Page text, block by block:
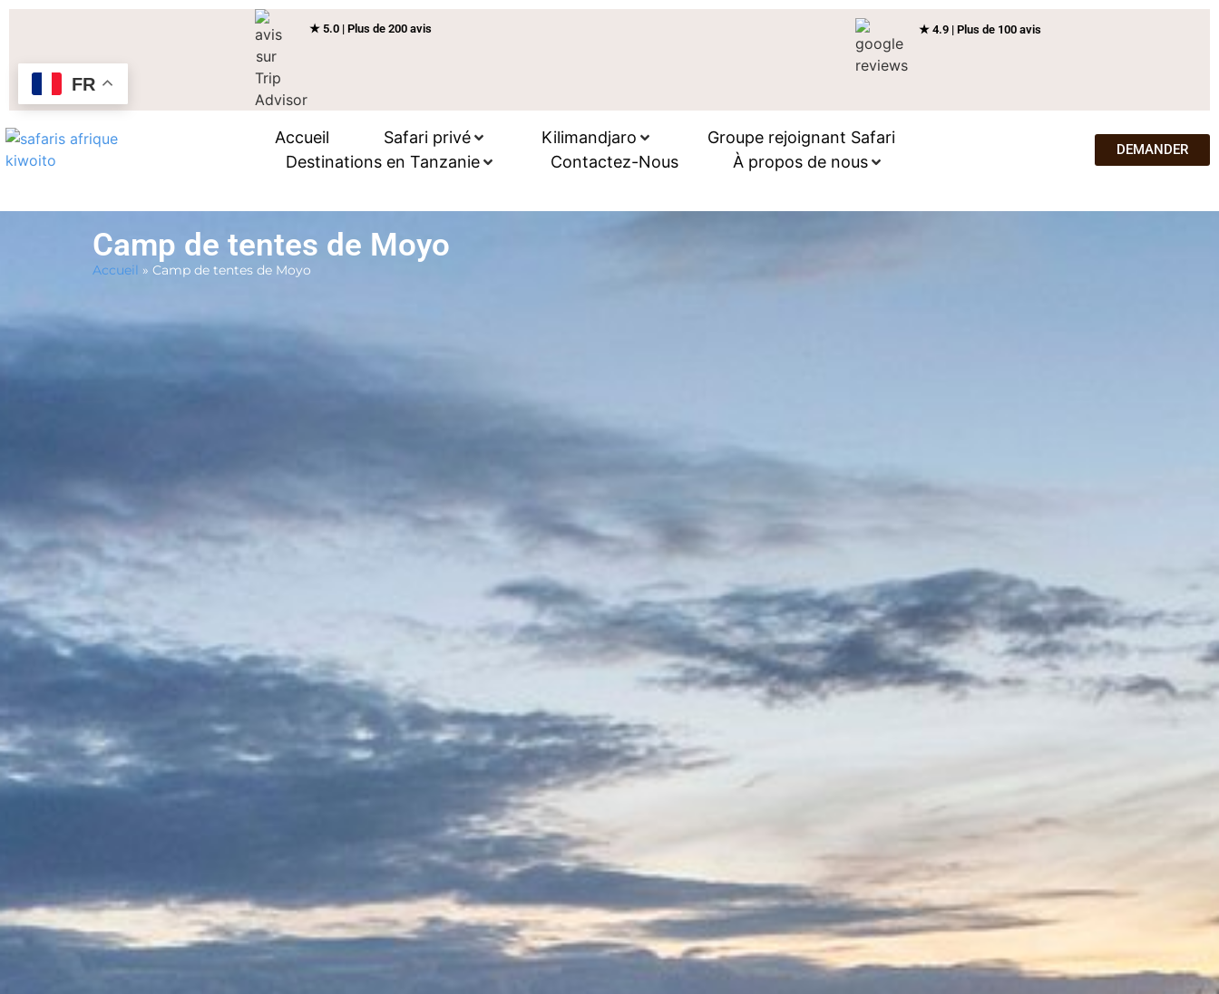
★ 5.0 | Plus de 200 avis ★ 4.9 | Plus de 100 avis
Accueil Safari privé Kilimandjaro
Groupe rejoignant Safari
Destinations en Tanzanie
Contactez-Nous À propos de nous
DEMANDER
Camp de tentes de Moyo
Accueil » Camp de tentes de Moyo
FR